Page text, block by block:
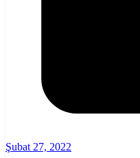
Şubat 27, 2022